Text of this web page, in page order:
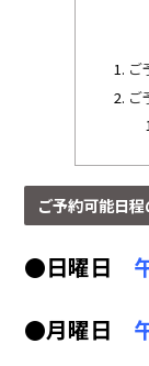
ご
ご
ご予約可能日
●日曜日
●月曜日